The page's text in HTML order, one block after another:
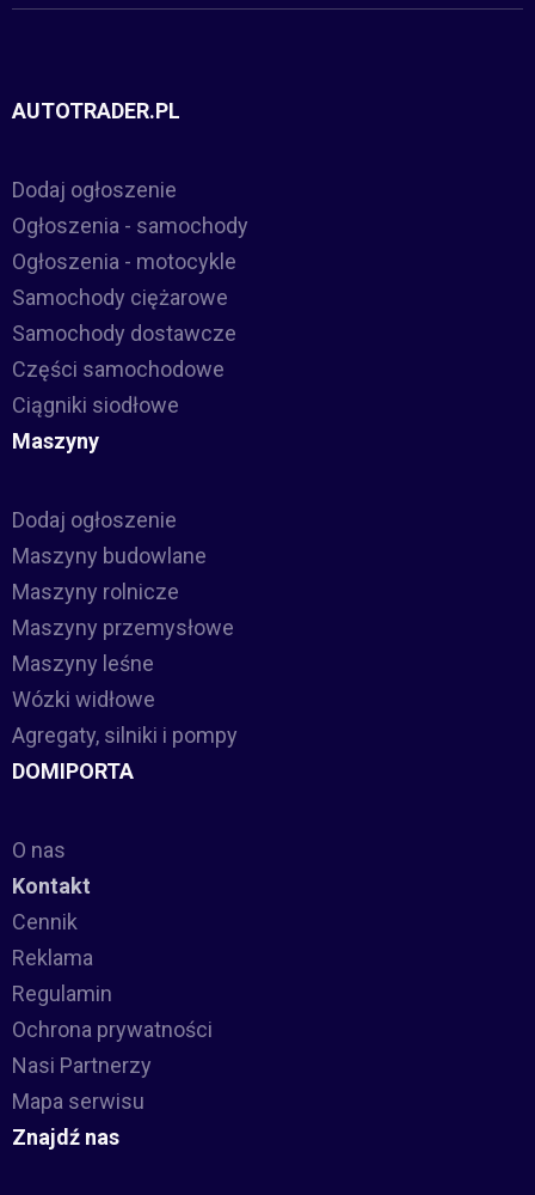
AUTOTRADER.PL
Dodaj ogłoszenie
Ogłoszenia - samochody
Ogłoszenia - motocykle
Samochody ciężarowe
Samochody dostawcze
Części samochodowe
Ciągniki siodłowe
Maszyny
Dodaj ogłoszenie
Maszyny budowlane
Maszyny rolnicze
Maszyny przemysłowe
Maszyny leśne
Wózki widłowe
Agregaty, silniki i pompy
DOMIPORTA
O nas
Kontakt
Cennik
Reklama
Regulamin
Ochrona prywatności
Nasi Partnerzy
Mapa serwisu
Znajdź nas